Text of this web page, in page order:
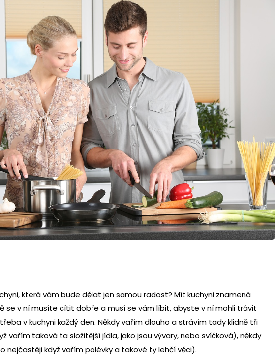
která vám bude dělat jen samou radost? Mít kuchyni znamená
se v ní musíte cítit dobře a musí se vám líbit, abyste v ní mohli trávit
v kuchyni každý den. Někdy vařím dlouho a strávím tady klidně tři
vařím taková ta složitější jídla, jako jsou vývary, nebo svíčková), někdy
nejčastěji když vařím polévky a takové ty lehčí věci).